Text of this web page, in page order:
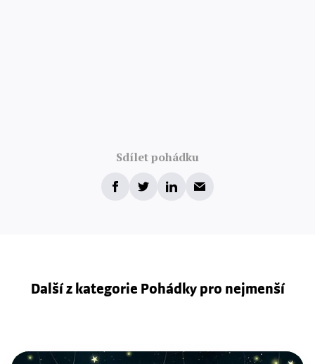
Sdílet pohádku
Další z kategorie Pohádky pro nejmenší